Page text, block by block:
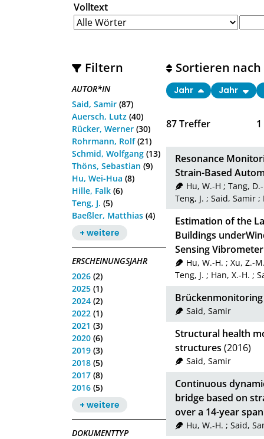
Volltext
Filtern
AUTOR*IN
Said, Samir (87)
Auersch, Lutz (40)
Rücker, Werner (30)
Rohrmann, Rolf(21)
Schmid, Wolfgang (13)
Thöns, Sebastian (9)
Hu, Wei-Hua (8)
Hille, Falk (6)
Teng, J. (5)
Baeßler, Matthias (4)
+ weitere
ERSCHEINUNGSJAHR
2026 (2)
2025 (1)
2024 (2)
2022 (1)
2021 (3)
2020 (6)
2019 (3)
2018 (5)
2017 (8)
2016 (5)
+ weitere
DOKUMENTTYP
87Treffer 1
Sortieren nach
Jahr Jahr
Resonance
Strain-Based
Hu, W.-H ; Tang,
Teng, J. ; Said, Samir ;
Estimation of the
Buildings
Sensing
Hu, W.-H. ; Xu, Z.-
Teng, J. ; Han, X.-H. ;
Brückenmonitoring
Said, Samir
Structural health
structures (2016)
Said, Samir
Continuous
bridge based on
over a 14-year span
Hu, W.-H. ; Said,